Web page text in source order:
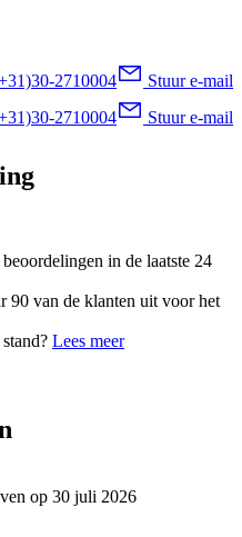
2710004 Stuur e-mail
2710004 Stuur e-mail
in de laatste 24
90 van de klanten uit voor het
Lees meer
op 30 juli 2026